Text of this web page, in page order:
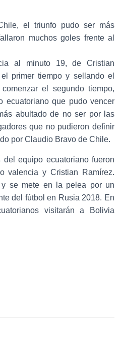
el triunfo pudo ser más
muchos goles frente al
al minuto 19, de Cristian
primer tiempo y sellando el
el segundo tiempo,
ecuatoriano que pudo vencer
abultado de no ser por las
que no pudieron definir
por Claudio Bravo de Chile.
del equipo ecuatoriano fueron
valencia y Cristian Ramírez.
y se mete en la pelea por un
del fútbol en Rusia 2018. En
visitarán a Bolivia